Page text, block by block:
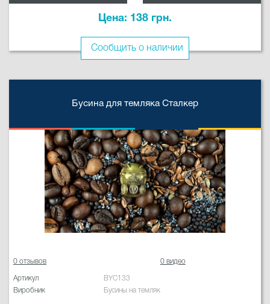
Цена: 138 грн.
Сообщить о наличии
Бусина для темляка Сталкер
0 отзывов 0 видео
Артикул
BYC133
Виробник
Бусины на темляк